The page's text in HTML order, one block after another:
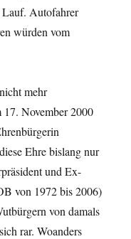
Lauf. Autofahrer
würden vom
mehr
November 2000
Ehre bislang nur
und Ex-
von 1972 bis 2006)
von damals
rar. Woanders